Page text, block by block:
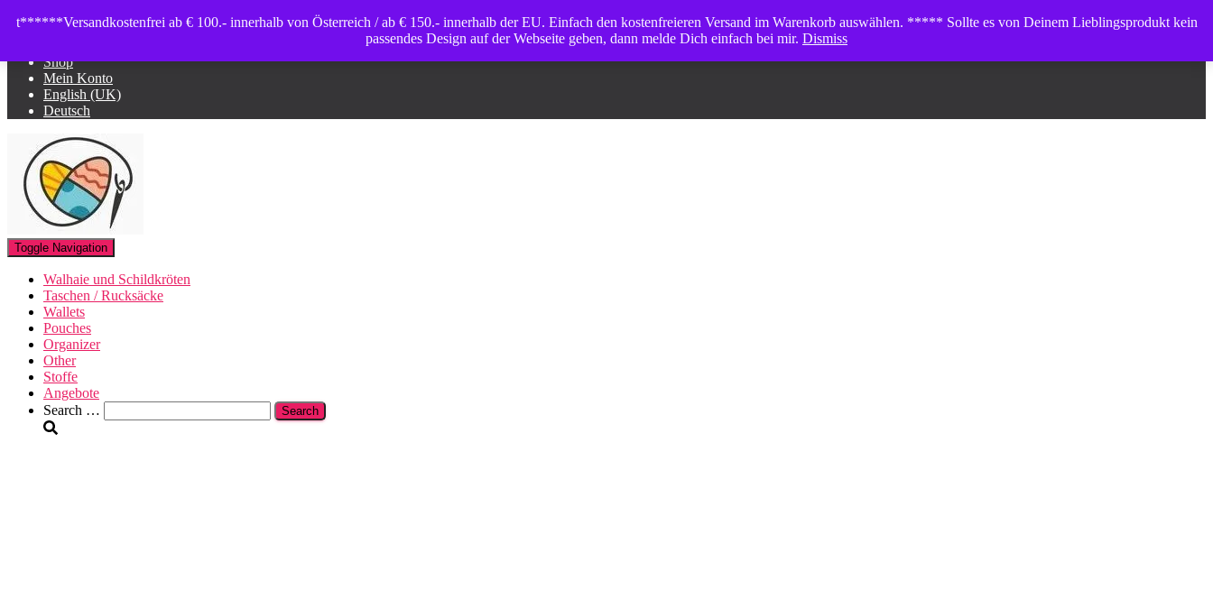
t******Versandkostenfrei ab € 100.- innerhalb von Österreich / ab € 150.- innerhalb der EU. Einfach den kostenfreieren Versand im Warenkorb auswählen. ***** Sollte es von Deinem Lieblingsprodukt kein
passendes Design auf der Webseite geben, dann melde Dich einfach bei mir. Dismiss
Basket
Shop
Mein Konto
English (UK)
Deutsch
Toggle Navigation
Walhaie und Schildkröten
Taschen / Rucksäcke
Wallets
Pouches
Organizer
Other
Stoffe
Angebote
Search
for:
Search …